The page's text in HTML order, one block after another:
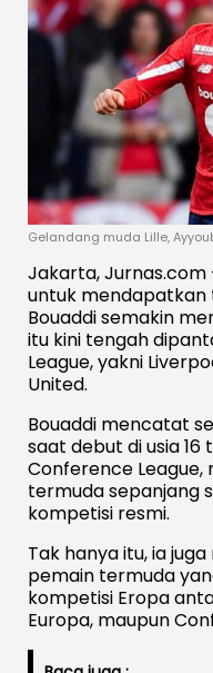
Gelandang muda Lille,
Jakarta, Jurnas.com
untuk
Bouaddi semakin
itu kini tengah
League, yakni
United.
Bouaddi mencatat
saat debut di usia 16
Conference
termuda sepanjang
kompetisi resmi.
Tak hanya itu, ia
pemain termuda
kompetisi Eropa
Europa, maupun